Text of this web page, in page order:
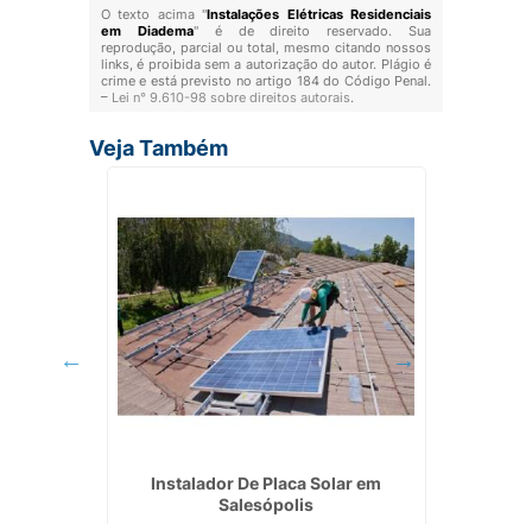
O texto acima "Instalações Elétricas Residenciais
em Diadema" é de direito reservado. Sua
reprodução, parcial ou total, mesmo citando nossos
links, é proibida sem a autorização do autor. Plágio é
crime e está previsto no artigo 184 do Código Penal.
– Lei n° 9.610-98 sobre direitos autorais.
Veja Também
Instalador De Placa Solar em
Salesópolis